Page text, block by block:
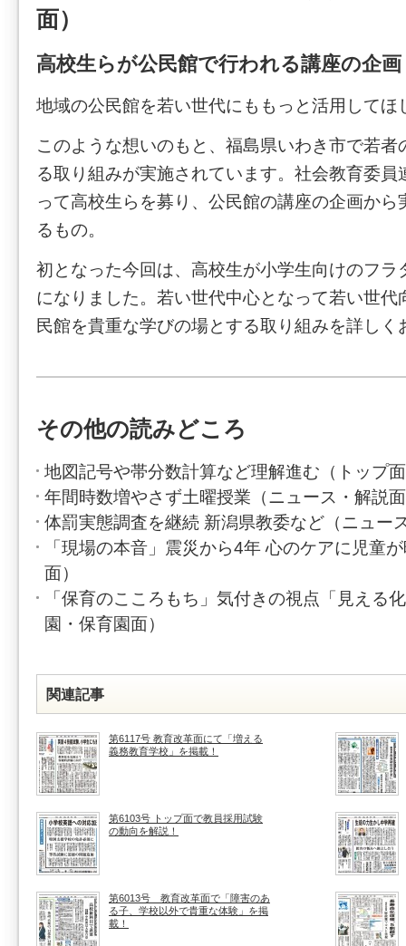
面）
高校生らが公民館で行われる講座の企
地域の公民館を若い世代にももっと活用してほ
このような想いのもと、福島県いわき市で若者
る取り組みが実施されています。社会教育委員
って高校生らを募り、公民館の講座の企画から
るもの。
初となった今回は、高校生が小学生向けのフラ
になりました。若い世代中心となって若い世代
民館を貴重な学びの場とする取り組みを詳しく
その他の読みどころ
地図記号や帯分数計算など理解進む（トップ
年間時数増やさず土曜授業（ニュース・解説
体罰実態調査を継続 新潟県教委など（ニュー
「現場の本音」震災から4年 心のケアに児童
面）
「保育のこころもち」気付きの視点「見える
園・保育園面）
関連記事
第6117号 教育改革面にて「増える
義務教育学校」を掲載！
第6103号 トップ面で教員採用試験
の動向を解説！
第6013号 教育改革面で「障害のあ
る子、学校以外で貴重な体験」を掲
載！